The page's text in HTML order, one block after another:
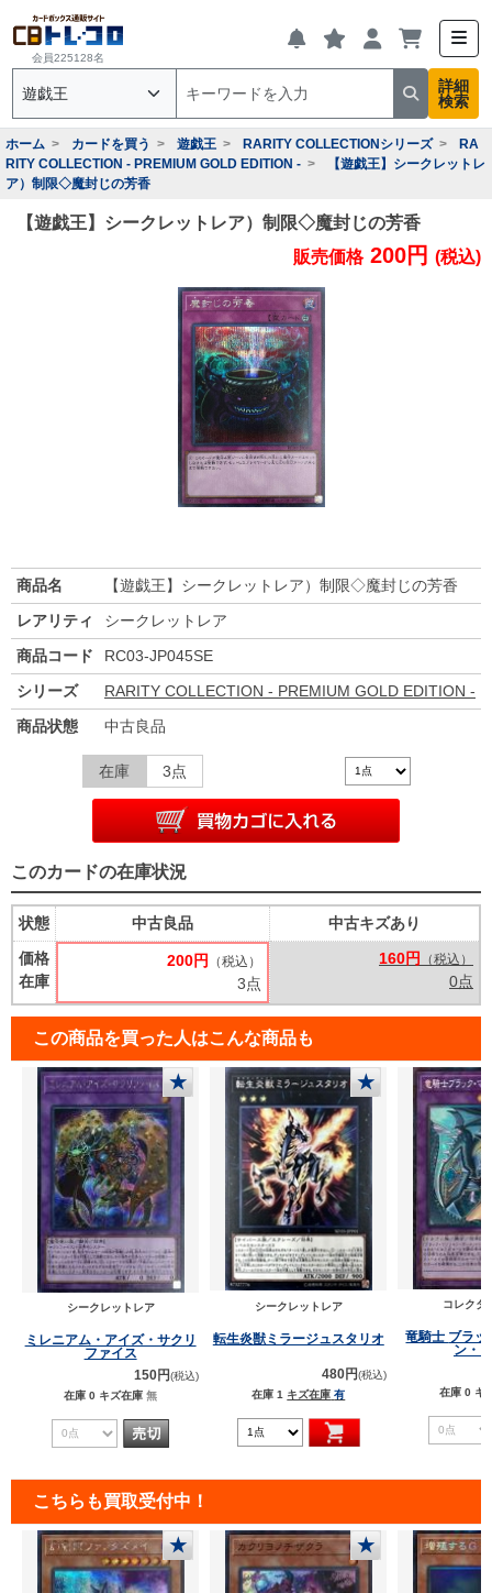
会員225128名
詳細
検索
ホーム カードを買う 遊戯王 RARITY COLLECTIONシリーズ
RA
RITY COLLECTION - PREMIUM GOLD EDITION -
【遊戯王】シークレットレ
ア）制限◇魔封じの芳香
【遊戯王】シークレットレア）制限◇魔封じの芳香
販売価格 200円 (税込)
商品名
【遊戯王】シークレットレア）制限◇魔封じの芳香
レアリティ
シークレットレア
商品コード
RC03-JP045SE
シリーズ
RARITY COLLECTION - PREMIUM GOLD EDITION -
商品状態
中古良品
在庫 3点
このカードの在庫状況
状態
価格
在庫
中古良品
200円 （税込）
3点
中古キズあり
160円
（税込）
0点
この商品を買った人はこんな商品も
★
シークレットレア
ミレニアム・アイズ・サクリ
ファイス
150円(税込)
在庫 0 キズ在庫 無
★
シークレットレア
転生炎獣ミラージュスタリオ
480円(税込)
在庫 1 キズ在庫 有
コレクタ
竜騎士 ブラック・マジシャ
ン・
在庫 0 キ
こちらも買取受付中！
★ ★